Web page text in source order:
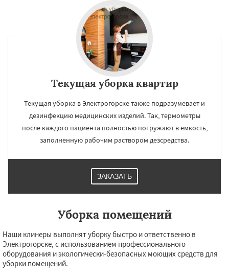
Текущая уборка квартир
Текущая уборка в Электрогорске также подразумевает и
дезинфекцию медицинских изделий. Так, термометры
после каждого пациента полностью погружают в емкость,
заполненную рабочим раствором дезсредства.
ЗАКАЗАТЬ
Уборка помещений
Наши клинеры выполнят уборку быстро и ответственно в
Электрогорске, с использованием профессионального
оборудования и экологически-безопасных моющих средств для
уборки помещений.